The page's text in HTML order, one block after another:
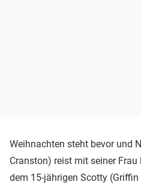
Weihnachten steht bevor und
Cranston) reist mit seiner
dem 15-jährigen Scotty